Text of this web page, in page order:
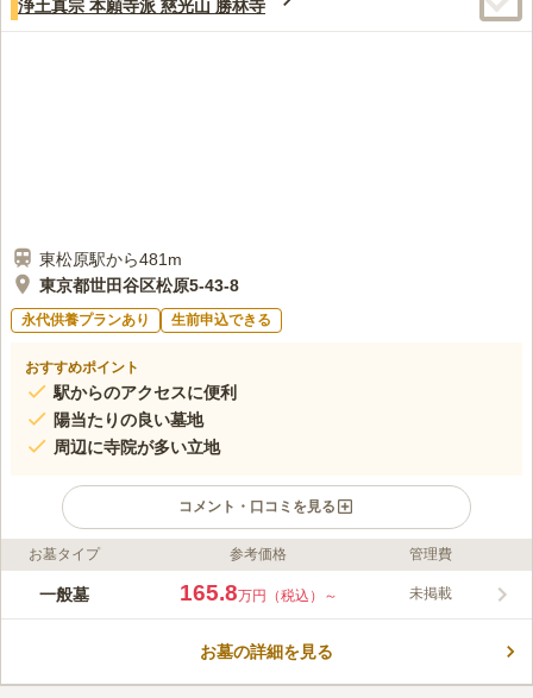
浄土真宗 本願寺派 慈光山 勝林寺
東松原駅から481m
東京都世田谷区松原5-43-8
永代供養プランあり 生前申込できる
おすすめポイント
駅からのアクセスに便利
陽当たりの良い墓地
周辺に寺院が多い立地
コメント・口コミを見る
ライフドット編集部のコメント
勝林寺は浄土真宗本願寺派の寺院で、1596年創建とされてお
ん。 また、沿線沿いに位置しているので、電車でのお参りも道
お墓タイプ 参考価格 管理費
一般墓 165.8万円（税込）～ 未掲載
お墓の詳細を見る